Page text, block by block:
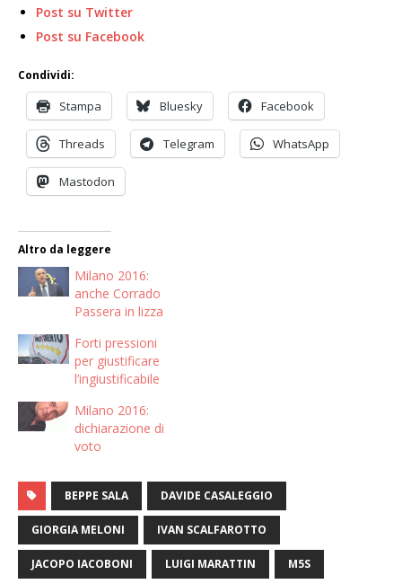
Post su Twitter
Post su Facebook
Condividi:
Stampa Bluesky Facebook
Threads Telegram WhatsApp
Mastodon
Altro da leggere
Milano 2016:
anche Corrado
Passera in lizza
Forti pressioni
per giustificare
l’ingiustificabile
Milano 2016:
dichiarazione di
voto
BEPPE SALA DAVIDE CASALEGGIO
GIORGIA MELONI IVAN SCALFAROTTO
JACOPO IACOBONI LUIGI MARATTIN M5S